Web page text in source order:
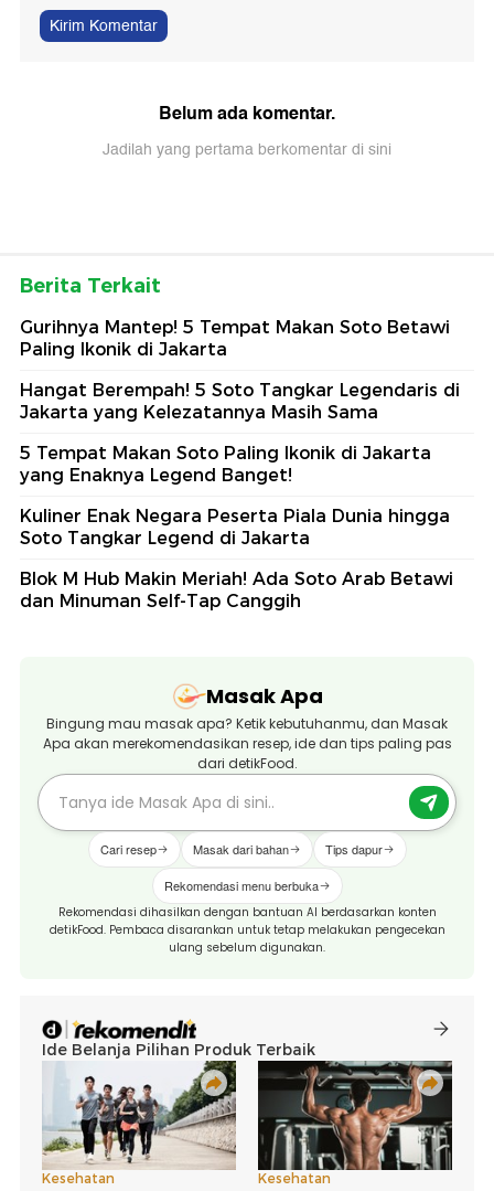
Kirim Komentar
Belum ada komentar.
Jadilah yang pertama berkomentar di sini
Berita Terkait
Gurihnya Mantep! 5 Tempat Makan Soto Betawi
Paling Ikonik di Jakarta
Hangat Berempah! 5 Soto Tangkar Legendaris di
Jakarta yang Kelezatannya Masih Sama
5 Tempat Makan Soto Paling Ikonik di Jakarta
yang Enaknya Legend Banget!
Kuliner Enak Negara Peserta Piala Dunia hingga
Soto Tangkar Legend di Jakarta
Blok M Hub Makin Meriah! Ada Soto Arab Betawi
dan Minuman Self-Tap Canggih
Masak Apa
Bingung mau masak apa? Ketik kebutuhanmu, dan Masak
Apa akan merekomendasikan resep, ide dan tips paling pas
dari detikFood.
Cari resep Masak dari bahan Tips dapur
Rekomendasi menu berbuka
Rekomendasi dihasilkan dengan bantuan AI berdasarkan konten
detikFood. Pembaca disarankan untuk tetap melakukan pengecekan
ulang sebelum digunakan.